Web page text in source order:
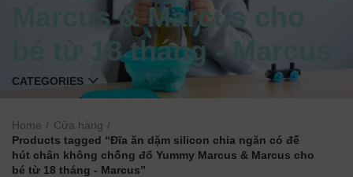
Marcus & Marcus cho
bé từ 18 tháng - Marcus
CATEGORIES
Home
Cửa hàng
Products tagged “Đĩa ăn dặm silicon chia ngăn có đế
hút chân không chống đổ Yummy Marcus & Marcus cho
bé từ 18 tháng - Marcus”